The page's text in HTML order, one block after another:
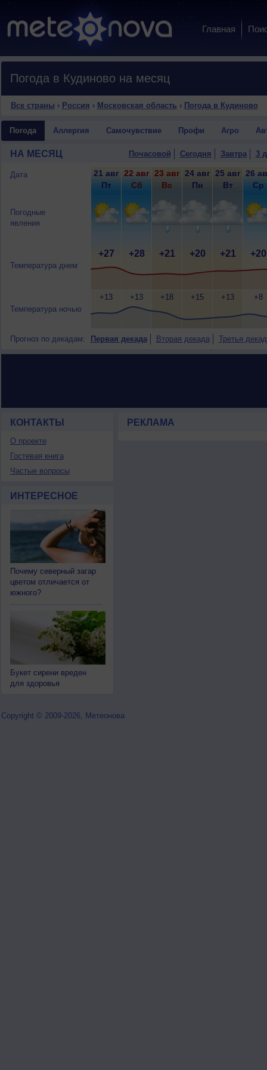
Главная
Погода в Кудиново на месяц
Все страны › Россия › Московская область › Погода в Кудиново
Погода Аллергия Самочувствие Профи Агро
НА МЕСЯЦ Почасовой Сегодня Завтра 3
Дата
Погодные
явления
Температура днем
Температура ночью
21 авг
Пт
+27
+13
22 авг
Сб
+28
+13
23 авг
Вс
+21
+18
24 авг
Пн
+20
+15
25 авг
Вт
+21
+13
26
Ср
+20
+8
Прогноз по декадам: Первая декада Вторая декада Третья
КОНТАКТЫ
О проекте
Гостевая книга
Частые вопросы
ИНТЕРЕСНОЕ
Почему северный загар
цветом отличается от
южного?
Букет сирени вреден
для здоровья
РЕКЛАМА
Copyright © 2009-2026, Метеонова